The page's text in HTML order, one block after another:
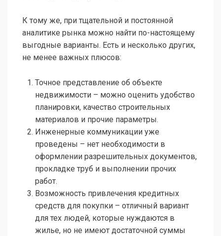
К тому же, при тщательной и постоянной
аналитике рынка можно найти по-настоящему
выгодные варианты. Есть и несколько других,
не менее важных плюсов:
Точное представление об объекте
недвижимости – можно оценить удобство
планировки, качество строительных
материалов и прочие параметры.
Инженерные коммуникации уже
проведены – нет необходимости в
оформлении разрешительных документов,
прокладке труб и выполнении прочих
работ.
Возможность привлечения кредитных
средств для покупки – отличный вариант
для тех людей, которые нуждаются в
жилье, но не имеют достаточной суммы